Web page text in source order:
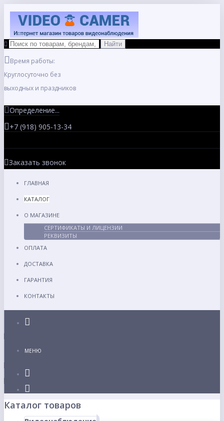
Время работы:
Круглосуточно без
выходных и праздников
Определение...
+7 (918) 905-13-34
Заказать звонок
ГЛАВНАЯ
КАТАЛОГ
О МАГАЗИНЕ
СЕРТИФИКАТЫ И ЛИЦЕНЗИИ
РЕКВИЗИТЫ
ОПЛАТА
ДОСТАВКА
ГАРАНТИЯ
КОНТАКТЫ
МЕНЮ
Каталог товаров